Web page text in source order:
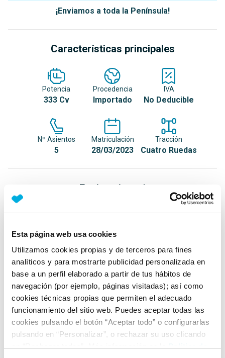
Esta página web usa cookies
Utilizamos cookies propias y de terceros para fines
analíticos y para mostrarte publicidad personalizada en
base a un perfil elaborado a partir de tus hábitos de
navegación (por ejemplo, páginas visitadas); así como
cookies técnicas propias que permiten el adecuado
funcionamiento del sitio web. Puedes aceptar todas las
cookies pulsando el botón “Aceptar todo” o configurarlas
pulsando en “Personalizar”, o rechazar su uso clicando
¡Enviamos a toda la Península!
Características principales
Potencia
333 Cv
Procedencia
Importado
IVA
No Deducible
Nº Asientos
5
Matriculación
28/03/2023
Tracción
Cuatro Ruedas
Equipamiento*
Detalles destacados
Tracción 4Motion con R-Performance Torque
Park assist
Garantía oficial de fábrica hasta 03/2027
+ Ver todos
Ficha técnica